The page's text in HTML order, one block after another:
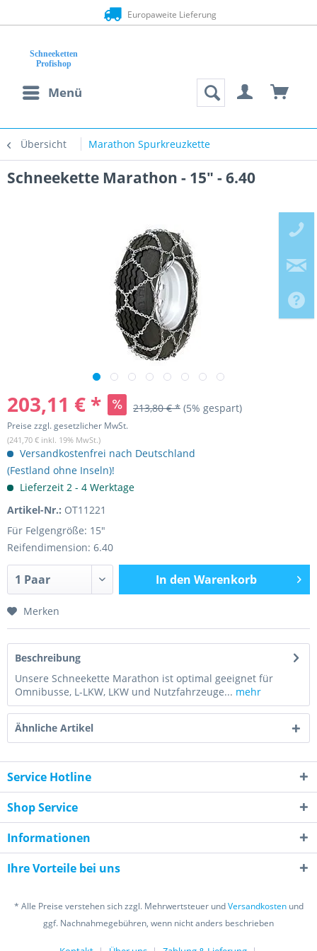
Europaweite Lieferung
Menü
Übersicht Marathon Spurkreuzkette
Schneekette Marathon - 15" - 6.40
203,11 € * 213,80 € * (5% gespart)
Preise zzgl. gesetzlicher MwSt.
(241,70 € inkl. 19% MwSt.)
Versandkostenfrei nach Deutschland
(Festland ohne Inseln)!
Lieferzeit 2 - 4 Werktage
Artikel-Nr.: OT11221
Für Felgengröße: 15"
Reifendimension: 6.40
In den Warenkorb
Merken
Beschreibung
Unsere Schneekette Marathon ist optimal geeignet für
Omnibusse, L-LKW, LKW und Nutzfahrzeuge... mehr
Ähnliche Artikel
Service Hotline
Shop Service
Informationen
Ihre Vorteile bei uns
* Alle Preise verstehen sich zzgl. Mehrwertsteuer undVersandkostenund
ggf. Nachnahmegebühren, wenn nicht anders beschrieben